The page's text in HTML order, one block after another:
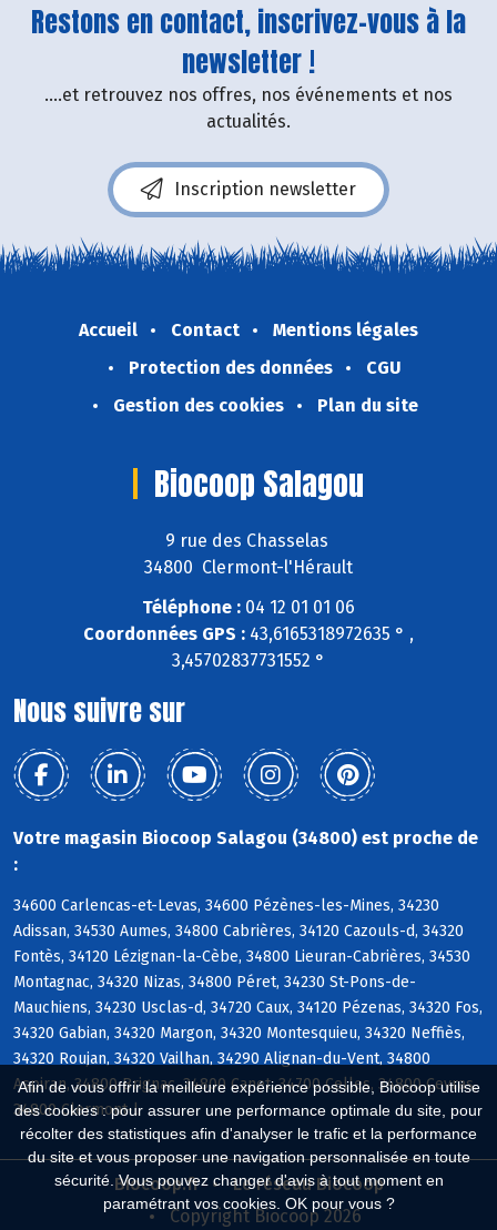
Afin de vous offrir la meilleure expérience possible, Biocoop utilise
des cookies : pour assurer une performance optimale du site, pour
récolter des statistiques afin d'analyser le trafic et la performance
du site et vous proposer une navigation personnalisée en toute
sécurité. Vous pouvez changer d'avis à tout moment en
paramétrant vos cookies. OK pour vous ?
Restons en contact, inscrivez-vous à la
newsletter !
....et retrouvez nos offres, nos événements et nos
actualités.
Inscription newsletter
Accueil Contact
Mentions légales
Protection des données
CGU
Gestion des cookies
Plan du site
Biocoop Salagou
9 rue des Chasselas
34800 Clermont-l'Hérault
Téléphone : 04 12 01 01 06
Coordonnées GPS : 43,6165318972635 ° ,
3,45702837731552 °
Nous suivre sur
Votre magasin Biocoop Salagou (34800) est proche de
:
34600 Carlencas-et-Levas, 34600 Pézènes-les-Mines, 34230
Adissan, 34530 Aumes, 34800 Cabrières, 34120 Cazouls-d, 34320
Fontès, 34120 Lézignan-la-Cèbe, 34800 Lieuran-Cabrières, 34530
Montagnac, 34320 Nizas, 34800 Péret, 34230 St-Pons-de-
Mauchiens, 34230 Usclas-d, 34720 Caux, 34120 Pézenas, 34320 Fos,
34320 Gabian, 34320 Margon, 34320 Montesquieu, 34320 Neffiès,
34320 Roujan, 34320 Vailhan, 34290 Alignan-du-Vent, 34800
Aspiran, 34800 Brignac, 34800 Canet, 34700 Celles, 34800 Ceyras,
34800 Clermont-l
Biocoop.fr
Le réseau Biocoop
Copyright Biocoop 2026